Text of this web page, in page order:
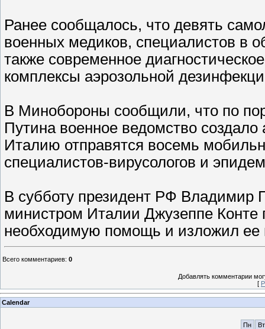
Ранее сообщалось, что девять
военных медиков, специалистов в
также современное
комплексы аэрозольной
В Минобороны сообщили, что по
Путина военное ведомство
Италию отправятся восемь
специалистов-вирусологов и
В субботу президент РФ Владимир
министром Италии Джузеппе Конте
необходимую помощь и изложил ее
Всего комментариев: 0
Добавлять комментарии
[
Calendar
Пн Вт